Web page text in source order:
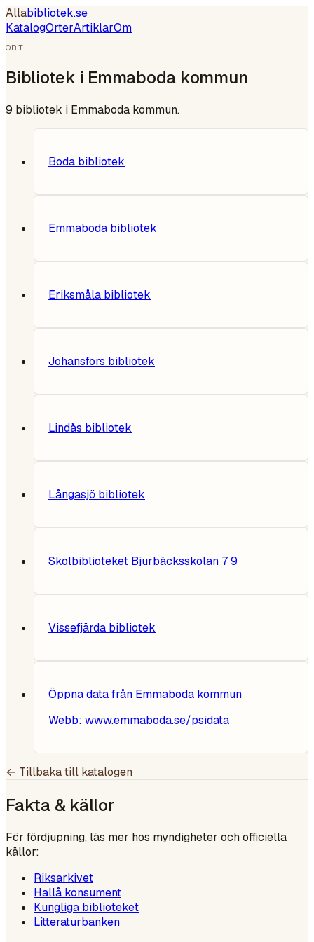
Allabibliotek.se
KatalogOrterArtiklarOm
ORT
Bibliotek i Emmaboda kommun
9 bibliotek i Emmaboda kommun.
Boda bibliotek
Emmaboda bibliotek
Eriksmåla bibliotek
Johansfors bibliotek
Lindås bibliotek
Långasjö bibliotek
Skolbiblioteket Bjurbäcksskolan 7 9
Vissefjärda bibliotek
Öppna data från Emmaboda kommun
Webb: www.emmaboda.se/psidata
← Tillbaka till katalogen
Fakta & källor
För fördjupning, läs mer hos myndigheter och officiella
källor:
Riksarkivet
Hallå konsument
Kungliga biblioteket
Litteraturbanken